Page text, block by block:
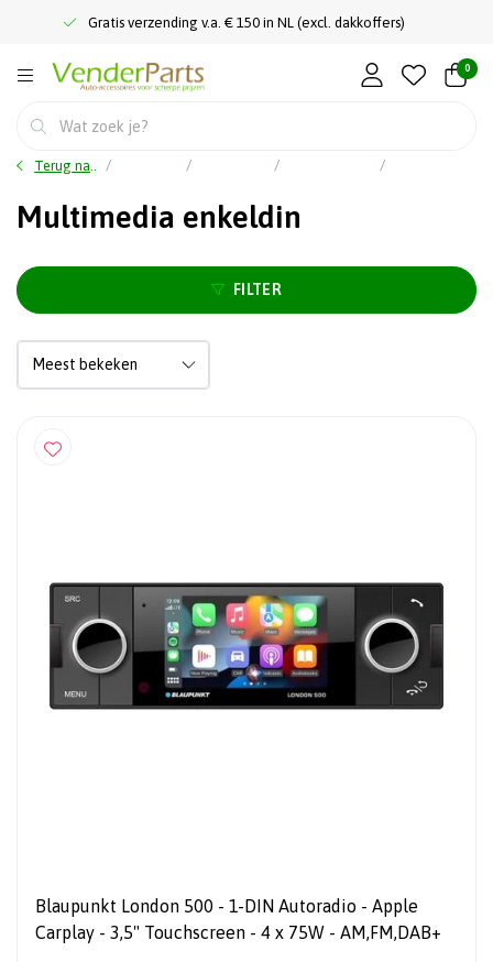
Gratis verzending v.a. € 150 in NL (excl. dakkoffers)
0
Terug naar home
Multimedia enkeldin
FILTER
Blaupunkt London 500 - 1-DIN Autoradio - Apple
Carplay - 3,5" Touchscreen - 4 x 75W - AM,FM,DAB+